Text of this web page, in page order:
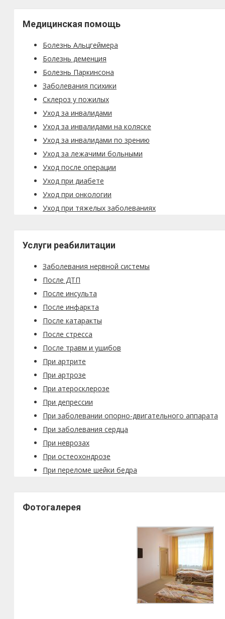
Медицинская помощь
Болезнь Альцгеймера
Болезнь деменция
Болезнь Паркинсона
Заболевания психики
Склероз у пожилых
Уход за инвалидами
Уход за инвалидами на коляске
Уход за инвалидами по зрению
Уход за лежачими больными
Уход после операции
Уход при диабете
Уход при онкологии
Уход при тяжелых заболеваниях
Услуги реабилитации
Заболевания нервной системы
После ДТП
После инсульта
После инфаркта
После катаракты
После стресса
После травм и ушибов
При артрите
При артрозе
При атеросклерозе
При депрессии
При заболевании опорно-двигательного аппарата
При заболевания сердца
При неврозах
При остеохондрозе
При переломе шейки бедра
Фотогалерея